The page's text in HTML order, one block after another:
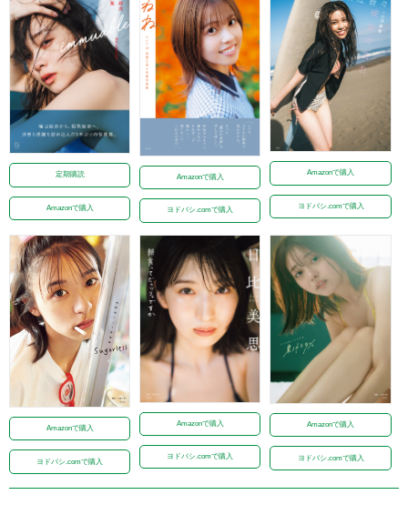
定期購読
Amazonで購入
Amazonで購入
ヨドバシ.comで購入
Amazonで購入
ヨドバシ.comで購入
Amazonで購入
ヨドバシ.comで購入
Amazonで購入
ヨドバシ.comで購入
Amazonで購入
ヨドバシ.comで購入